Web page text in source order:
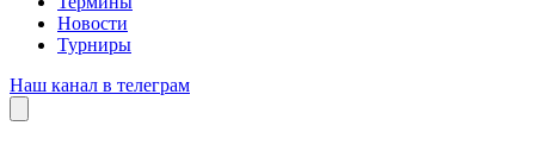
Новости
Турниры
Наш канал в телеграм